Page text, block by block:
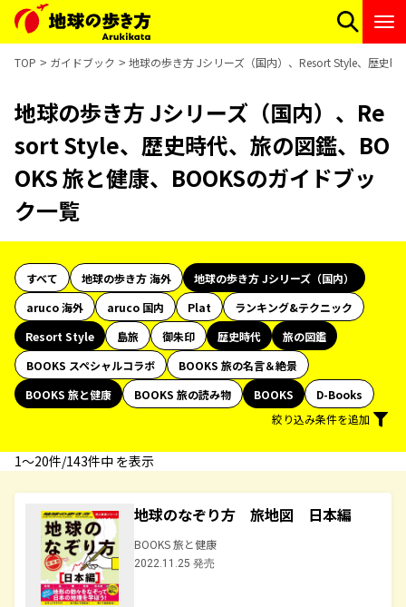
TOP ガイドブック 地球の歩き方 Jシリーズ（国内）、Resort Style、歴史
地球の歩き方 Jシリーズ（国内）、Re
sort Style、歴史時代、旅の図鑑、BO
OKS 旅と健康、BOOKSのガイドブッ
ク一覧
すべて 地球の歩き方 海外
地球の歩き方 Jシリーズ（国内）
aruco 海外
aruco 国内 Plat
ランキング&テクニック
Resort Style
島旅 御朱印 歴史時代
旅の図鑑
BOOKS スペシャルコラボ
BOOKS 旅の名言＆絶景
BOOKS 旅と健康
BOOKS 旅の読み物 BOOKS
D-Books
絞り込み条件を追加
1〜20件/143件中 を表示
地球のなぞり方 旅地図 日本編
BOOKS 旅と健康
2022.11.25 発売